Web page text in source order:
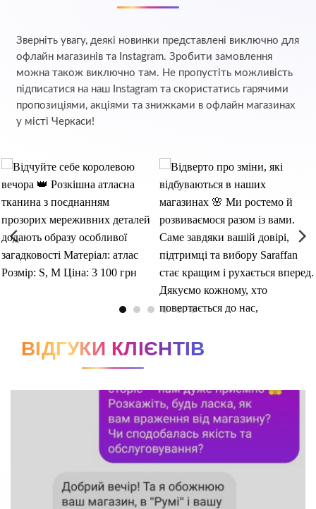
Зверніть увагу, деякі новинки представлені виключно для
офлайн магазинів та Instagram. Зробити замовлення
можна також виключно там. Не пропустіть можливість
підписатися на наш Instagram та скористатись гарячими
пропозиціями, акціями та знижками в офлайн магазинах
у місті Черкаси!
ВІДГУКИ КЛІЄНТІВ